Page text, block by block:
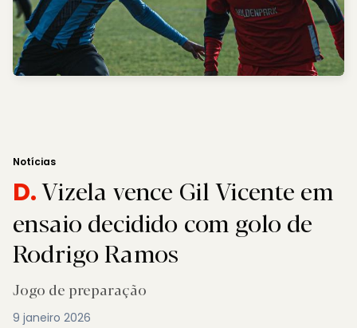
Notícias
D.Vizela vence Gil Vicente em
ensaio decidido com golo de
Rodrigo Ramos
Jogo de preparação
9 janeiro 2026